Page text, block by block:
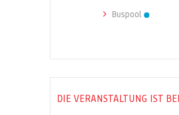
Buspool
DIE VERANSTALTUNG IST